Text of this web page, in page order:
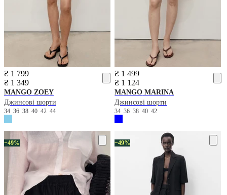
₴ 1 799
₴ 1 349
MANGO ZOEY
Джинсові шорти
34 36 38 40 42 44
₴ 1 499
₴ 1 124
MANGO MARINA
Джинсові шорти
3436384042
−49% −49%